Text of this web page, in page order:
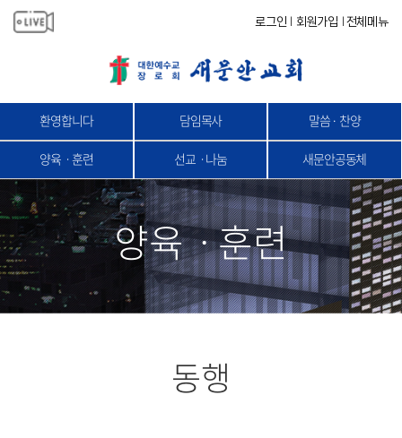
로그인 회원가입 전체메뉴
환영합니다 담임목사 말씀 · 찬양
양육ㆍ훈련 선교ㆍ나눔 새문안공동체
양육ㆍ훈련
동행